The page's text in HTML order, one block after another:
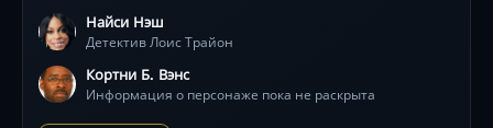
хроникой. Вместе они погружаются в мир
одержимости, где каждое преступление —
перформанс, а граница между следователем и
жертвой стирается. Визитная карточка Райана
Найси Нэш
Детектив Лоис Трайон
Кортни Б. Вэнс
Информация о персонаже пока не раскрыта